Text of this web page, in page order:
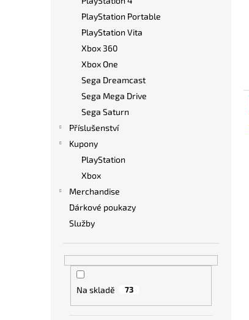
PlayStation Portable
PlayStation Vita
Xbox 360
Xbox One
Sega Dreamcast
Sega Mega Drive
Sega Saturn
Příslušenství
Kupony
PlayStation
Xbox
Merchandise
Dárkové poukazy
Služby
Na skladě 73